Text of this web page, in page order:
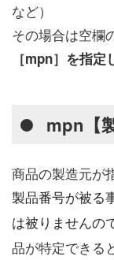
など）
その場合は空欄
［mpn］を指定
mpn【
商品の製造元が
製品番号が被る
は被りませんの
品が特定できる